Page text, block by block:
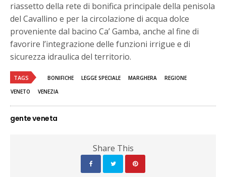
riassetto della rete di bonifica principale della penisola
del Cavallino e per la circolazione di acqua dolce
proveniente dal bacino Ca’ Gamba, anche al fine di
favorire l’integrazione delle funzioni irrigue e di
sicurezza idraulica del territorio.
TAGS BONIFICHE LEGGE SPECIALE MARGHERA
REGIONE
VENETO
VENEZIA
gente veneta
Share This